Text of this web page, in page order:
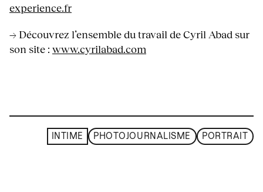
experience.fr
→ Découvrez l’ensemble du travail de Cyril Abad sur
son site : www.cyrilabad.com
INTIME PHOTOJOURNALISME PORTRAIT